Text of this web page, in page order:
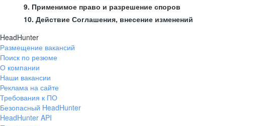
9. Применимое право и разрешение споров
10. Действие Соглашения, внесение изменений
HeadHunter
Размещение вакансий
Поиск по резюме
О компании
Наши вакансии
Реклама на сайте
Требования к ПО
Безопасный HeadHunter
HeadHunter API